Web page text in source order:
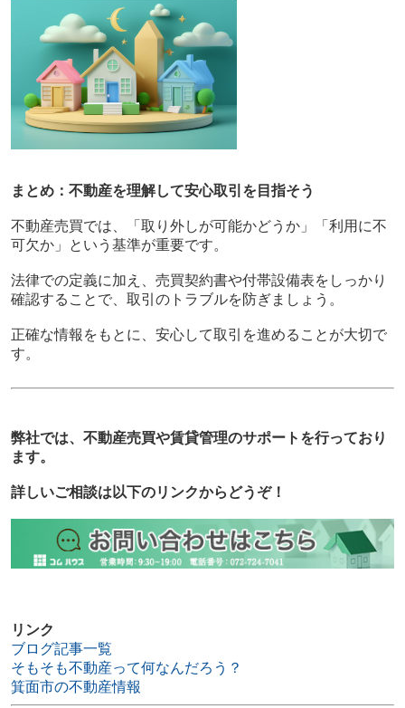
まとめ：不動産を理解して安心取引を目指そう
不動産売買では、「取り外しが可能かどうか」「利用に不
可欠か」という基準が重要です。
法律での定義に加え、売買契約書や付帯設備表をしっかり
確認することで、取引のトラブルを防ぎましょう。
正確な情報をもとに、安心して取引を進めることが大切で
す。
弊社では、不動産売買や賃貸管理のサポートを行っており
ます。
詳しいご相談は以下のリンクからどうぞ！
リンク
ブログ記事一覧
そもそも不動産って何なんだろう？
箕面市の不動産情報